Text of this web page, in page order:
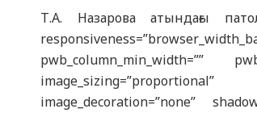
Т.А. Назарова атындағы
pwb_column_min_width=””
image_sizing=”proportional”
image_decoration=”none”